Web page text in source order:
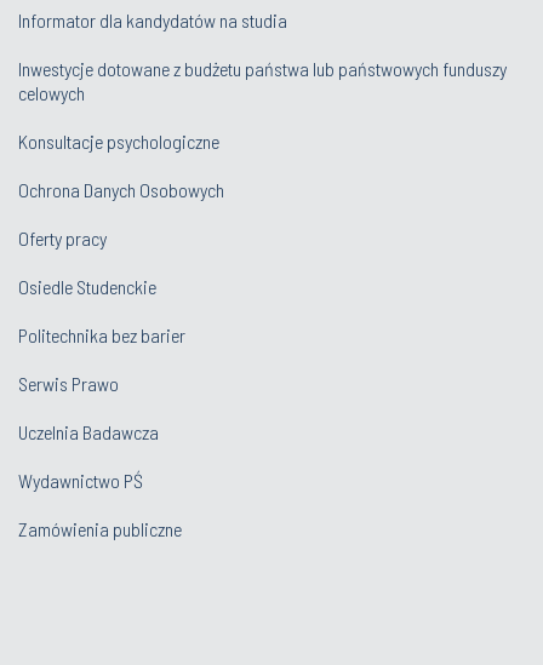
Informator dla kandydatów na studia
Inwestycje dotowane z budżetu państwa lub państwowych funduszy
celowych
Konsultacje psychologiczne
Ochrona Danych Osobowych
Oferty pracy
Osiedle Studenckie
Politechnika bez barier
Serwis Prawo
Uczelnia Badawcza
Wydawnictwo PŚ
Zamówienia publiczne